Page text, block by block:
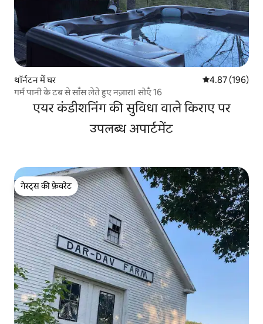
थॉर्नटन में घर औसत रेटिंग 5 में से
4.87 (196)
गर्म पानी के टब से साँस लेते हुए नज़ारा। सोएँ 16
एयर कंडीशनिंग की सुविधा वाले किराए पर
उपलब्ध अपार्टमेंट
गेस्ट्स की फ़ेवरेट
गेस्ट्स की फ़ेवरेट